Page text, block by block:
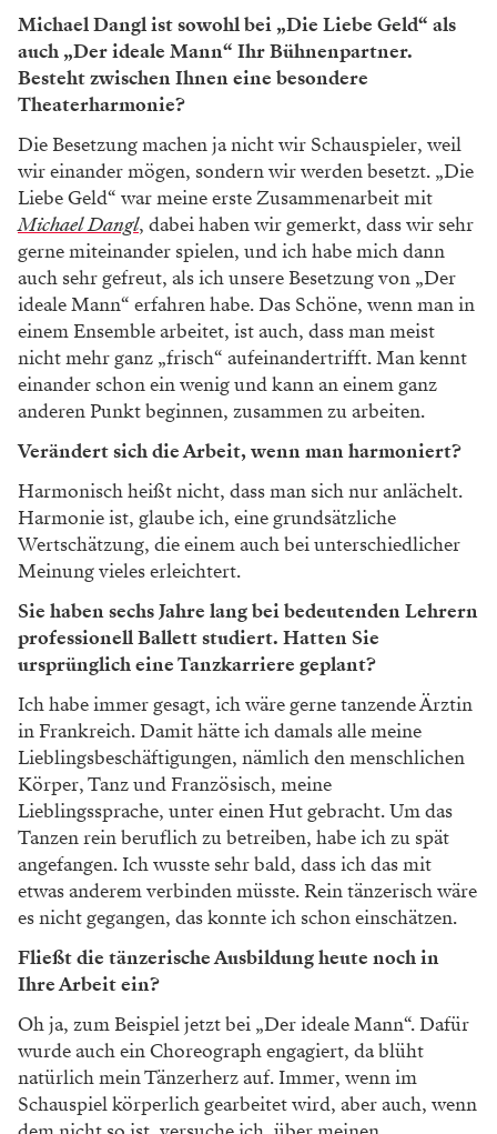
Michael Dangl ist sowohl bei „Die Liebe Geld“ als
auch „Der ideale Mann“ Ihr Bühnenpartner.
Besteht zwischen Ihnen eine besondere
Theaterharmonie?
Die Besetzung machen ja nicht wir Schauspieler, weil
wir einander mögen, sondern wir werden besetzt. „Die
Liebe Geld“ war meine erste Zusammenarbeit mit
Michael Dangl, dabei haben wir gemerkt, dass wir sehr
gerne miteinander spielen, und ich habe mich dann
auch sehr gefreut, als ich unsere Besetzung von „Der
ideale Mann“ erfahren habe. Das Schöne, wenn man in
einem Ensemble arbeitet, ist auch, dass man meist
nicht mehr ganz „frisch“ aufeinandertrifft. Man kennt
einander schon ein wenig und kann an einem ganz
anderen Punkt beginnen, zusammen zu arbeiten.
Verändert sich die Arbeit, wenn man harmoniert?
Harmonisch heißt nicht, dass man sich nur anlächelt.
Harmonie ist, glaube ich, eine grundsätzliche
Wertschätzung, die einem auch bei unterschiedlicher
Meinung vieles erleichtert.
Sie haben sechs Jahre lang bei bedeutenden Lehrern
professionell Ballett studiert. Hatten Sie
ursprünglich eine Tanzkarriere geplant?
Ich habe immer gesagt, ich wäre gerne tanzende Ärztin
in Frankreich. Damit hätte ich damals alle meine
Lieblingsbeschäftigungen, nämlich den menschlichen
Körper, Tanz und Französisch, meine
Lieblingssprache, unter einen Hut gebracht. Um das
Tanzen rein beruflich zu betreiben, habe ich zu spät
angefangen. Ich wusste sehr bald, dass ich das mit
etwas anderem verbinden müsste. Rein tänzerisch wäre
es nicht gegangen, das konnte ich schon einschätzen.
Fließt die tänzerische Ausbildung heute noch in
Ihre Arbeit ein?
Oh ja, zum Beispiel jetzt bei „Der ideale Mann“. Dafür
wurde auch ein Choreograph engagiert, da blüht
natürlich mein Tänzerherz auf. Immer, wenn im
Schauspiel körperlich gearbeitet wird, aber auch, wenn